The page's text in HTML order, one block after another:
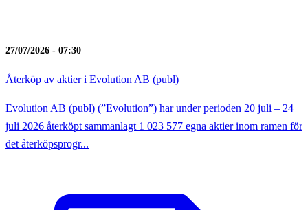
27/07/2026 - 07:30
Återköp av aktier i Evolution AB (publ)
Evolution AB (publ) (”Evolution”) har under perioden 20 juli – 24
juli 2026 återköpt sammanlagt 1 023 577 egna aktier inom ramen för
det återköpsprogr...